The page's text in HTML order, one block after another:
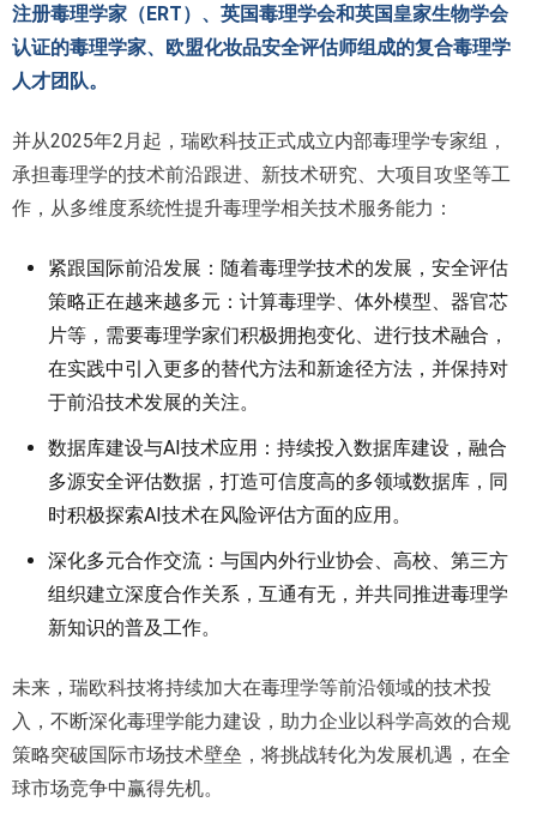
注册毒理学家（ERT）、英国毒理学会和英国皇家生物学会
认证的毒理学家、欧盟化妆品安全评估师组成的复合毒理学
人才团队。
并从2025年2月起，瑞欧科技正式成立内部毒理学专家组，
承担毒理学的技术前沿跟进、新技术研究、大项目攻坚等工
作，从多维度系统性提升毒理学相关技术服务能力：
紧跟国际前沿发展：随着毒理学技术的发展，安全评估
策略正在越来越多元：计算毒理学、体外模型、器官芯
片等，需要毒理学家们积极拥抱变化、进行技术融合，
在实践中引入更多的替代方法和新途径方法，并保持对
于前沿技术发展的关注。
数据库建设与AI技术应用：持续投入数据库建设，融合
多源安全评估数据，打造可信度高的多领域数据库，同
时积极探索AI技术在风险评估方面的应用。
深化多元合作交流：与国内外行业协会、高校、第三方
组织建立深度合作关系，互通有无，并共同推进毒理学
新知识的普及工作。
未来，瑞欧科技将持续加大在毒理学等前沿领域的技术投
入，不断深化毒理学能力建设，助力企业以科学高效的合规
策略突破国际市场技术壁垒，将挑战转化为发展机遇，在全
球市场竞争中赢得先机。